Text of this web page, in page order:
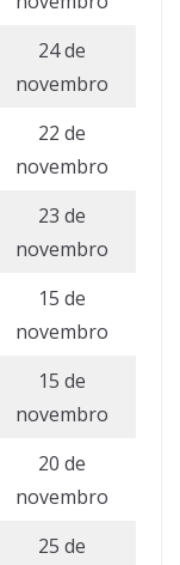
24 de
novembro
22 de
novembro
23 de
novembro
15 de
novembro
15 de
novembro
20 de
novembro
25 de